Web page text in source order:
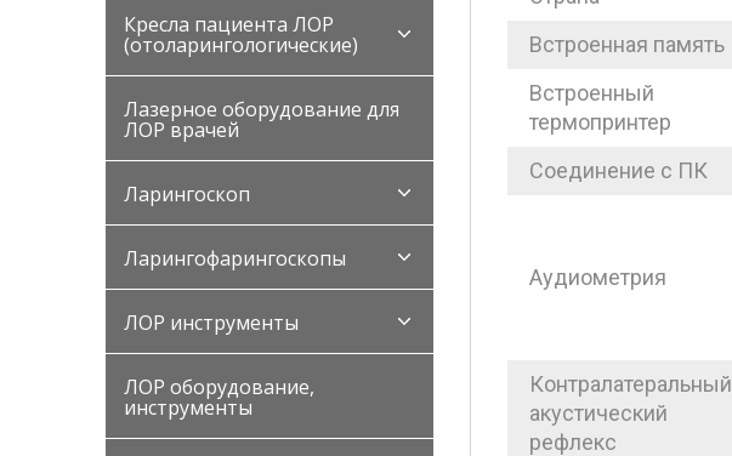
Кресла пациента ЛОР
(отоларингологические)
Лазерное оборудование для
ЛОР врачей
Ларингоскоп
Ларингофарингоскопы
ЛОР инструменты
ЛОР оборудование,
инструменты
Встроенная память
Встроенный
термопринтер
Соединение с ПК
Аудиометрия
Контралатеральный
акустический
рефлекс